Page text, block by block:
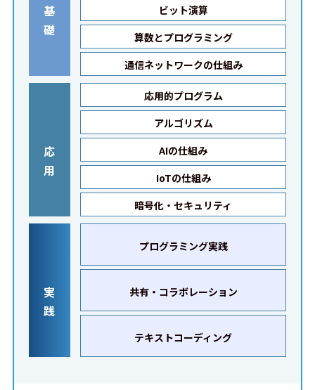
基
礎
ビット演算
算数とプログラミング
通信ネットワークの仕組み
応
用
応用的プログラム
アルゴリズム
AIの仕組み
IoTの仕組み
暗号化・セキュリティ
実
践
プログラミング実践
共有・コラボレーション
テキストコーディング